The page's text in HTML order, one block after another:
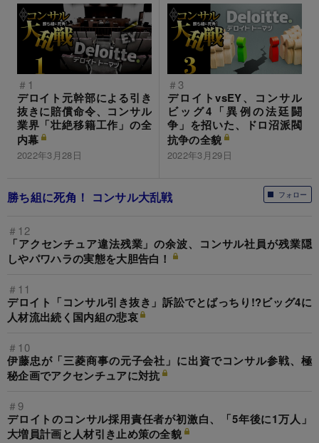
＃1
デロイト元幹部による引き
抜きに賠償命令、コンサル
業界「壮絶移籍工作」の全
内幕
2022年3月28日
＃3
デロイトvsEY、コンサル
ビッグ4「異例の法廷闘
争」を招いた、ドロ沼派閥
抗争の全貌
2022年3月29日
フォロー
勝ち組に死角！ コンサル大乱戦
＃12
「アクセンチュア違法残業」の余波、コンサル社員が残業隠
しやパワハラの実態を大胆告白！
＃11
デロイト「コンサル引き抜き」訴訟でとばっちり!?ビッグ4に
人材流出続く国内組の悲哀
＃10
伊藤忠が「三菱商事の元子会社」に出資でコンサル参戦、極
秘企画でアクセンチュアに対抗
＃9
デロイトのコンサル採用責任者が初激白、「5年後に1万人」
大増員計画と人材引き止め策の全貌